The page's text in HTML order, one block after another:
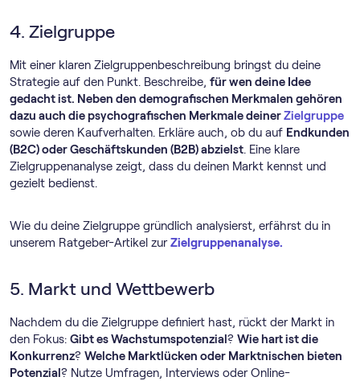
4. Zielgruppe
Mit einer klaren Zielgruppenbeschreibung bringst du deine
Strategie auf den Punkt. Beschreibe, für wen deine Idee
gedacht ist. Neben den demografischen Merkmalen gehören
dazu auch die psychografischen Merkmale deinerZielgruppe
sowie deren Kaufverhalten. Erkläre auch, ob du auf Endkunden
(B2C) oder Geschäftskunden (B2B) abzielst. Eine klare
Zielgruppenanalyse zeigt, dass du deinen Markt kennst und
gezielt bedienst.
Wie du deine Zielgruppe gründlich analysierst, erfährst du in
unserem Ratgeber-Artikel zurZielgruppenanalyse.
5. Markt und Wettbewerb
Nachdem du die Zielgruppe definiert hast, rückt der Markt in
den Fokus: Gibt es Wachstumspotenzial ? Wie hart ist die
Konkurrenz? Welche Marktlücken oder Marktnischen bieten
Potenzial ? Nutze Umfragen, Interviews oder Online-